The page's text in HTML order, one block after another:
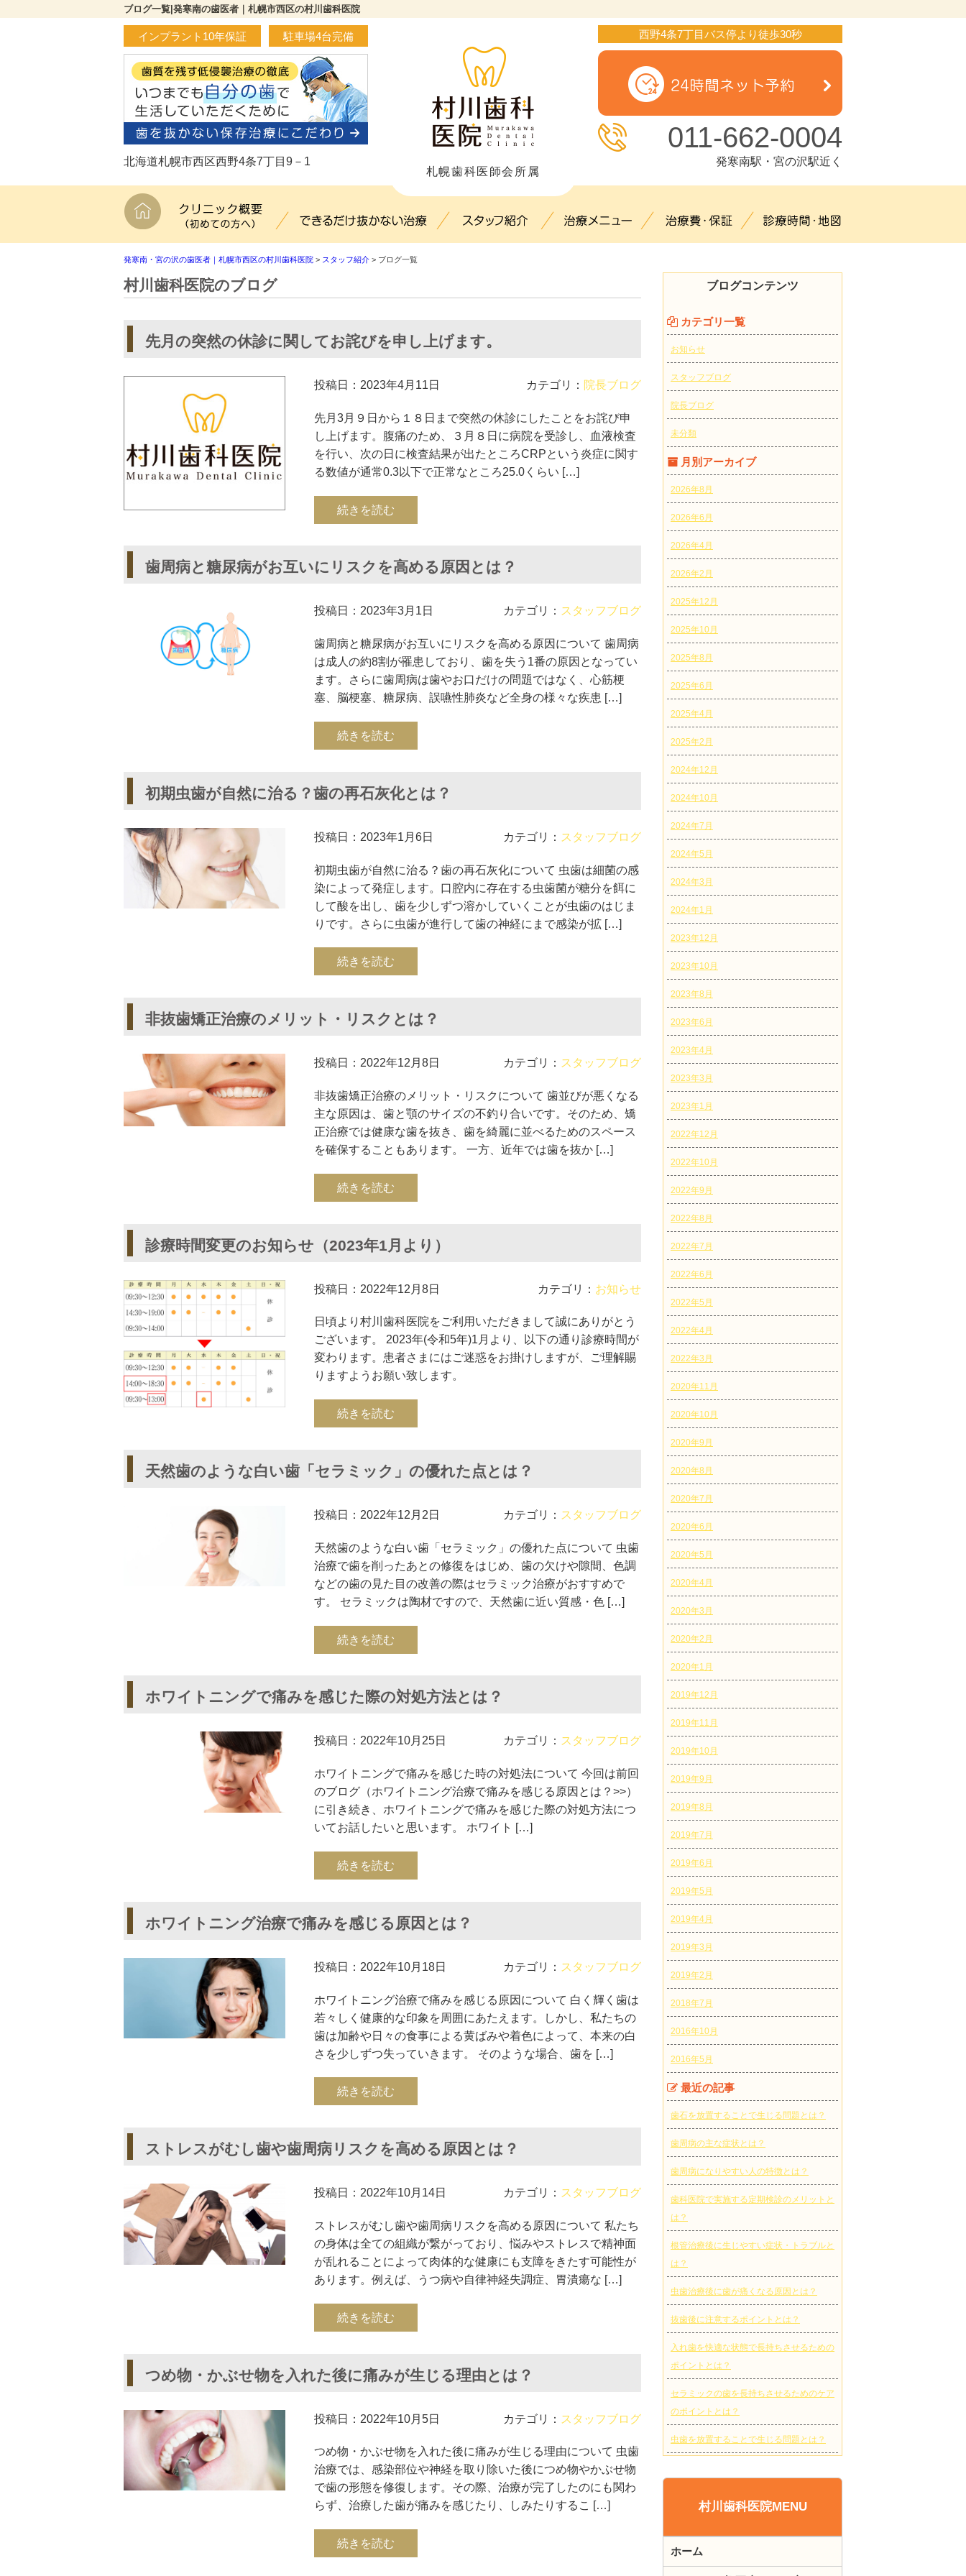
ブログ一覧|発寒南の歯医者｜札幌市西区の村川歯科医院
インプラント10年保証 駐車場4台完備
北海道札幌市西区西野4条7丁目9－1
札幌歯科医師会所属
西野4条7丁目バス停より徒歩30秒
011-662-0004
発寒南駅・宮の沢駅近く
クリニック概要(初めての方へ) 出来るだけ抜かない治療スタッフ紹介
発寒南・宮の沢の歯医者｜札幌市西区の村川歯科医院 > スタッフ紹介 > ブログ一覧
村川歯科医院のブログ
先月の突然の休診に関してお詫びを申し上げます。
投稿日：2023年4月11日 カテゴリ： 院長ブログ
先月3月９日から１８日まで突然の休診にしたことをお詫び申
し上げます。腹痛のため、３月８日に病院を受診し、血液検査
を行い、次の日に検査結果が出たところCRPという炎症に関す
る数値が通常0.3以下で正常なところ25.0くらい […]
続きを読む
歯周病と糖尿病がお互いにリスクを高める原因とは？
投稿日：2023年3月1日 カテゴリ： スタッフブログ
歯周病と糖尿病がお互いにリスクを高める原因について 歯周病
は成人の約8割が罹患しており、歯を失う1番の原因となってい
ます。さらに歯周病は歯やお口だけの問題ではなく、心筋梗
塞、脳梗塞、糖尿病、誤嚥性肺炎など全身の様々な疾患 […]
続きを読む
初期虫歯が自然に治る？歯の再石灰化とは？
投稿日：2023年1月6日 カテゴリ： スタッフブログ
初期虫歯が自然に治る？歯の再石灰化について 虫歯は細菌の感
染によって発症します。口腔内に存在する虫歯菌が糖分を餌に
して酸を出し、歯を少しずつ溶かしていくことが虫歯のはじま
りです。さらに虫歯が進行して歯の神経にまで感染が拡 […]
続きを読む
非抜歯矯正治療のメリット・リスクとは？
投稿日：2022年12月8日 カテゴリ： スタッフブログ
非抜歯矯正治療のメリット・リスクについて 歯並びが悪くなる
主な原因は、歯と顎のサイズの不釣り合いです。そのため、矯
正治療では健康な歯を抜き、歯を綺麗に並べるためのスペース
を確保することもあります。 一方、近年では歯を抜か […]
続きを読む
診療時間変更のお知らせ（2023年1月より）
投稿日：2022年12月8日 カテゴリ： お知らせ
日頃より村川歯科医院をご利用いただきまして誠にありがとう
ございます。 2023年(令和5年)1月より、以下の通り診療時間が
変わります。患者さまにはご迷惑をお掛けしますが、ご理解賜
りますようお願い致します。
続きを読む
天然歯のような白い歯「セラミック」の優れた点とは？
投稿日：2022年12月2日 カテゴリ： スタッフブログ
天然歯のような白い歯「セラミック」の優れた点について 虫歯
治療で歯を削ったあとの修復をはじめ、歯の欠けや隙間、色調
などの歯の見た目の改善の際はセラミック治療がおすすめで
す。 セラミックは陶材ですので、天然歯に近い質感・色 […]
続きを読む
ホワイトニングで痛みを感じた際の対処方法とは？
投稿日：2022年10月25日 カテゴリ： スタッフブログ
ホワイトニングで痛みを感じた時の対処法について 今回は前回
のブログ（ホワイトニング治療で痛みを感じる原因とは？>>）
に引き続き、ホワイトニングで痛みを感じた際の対処方法につ
いてお話したいと思います。 ホワイト […]
続きを読む
ホワイトニング治療で痛みを感じる原因とは？
投稿日：2022年10月18日 カテゴリ： スタッフブログ
ホワイトニング治療で痛みを感じる原因について 白く輝く歯は
若々しく健康的な印象を周囲にあたえます。しかし、私たちの
歯は加齢や日々の食事による黄ばみや着色によって、本来の白
さを少しずつ失っていきます。 そのような場合、歯を […]
続きを読む
ストレスがむし歯や歯周病リスクを高める原因とは？
投稿日：2022年10月14日 カテゴリ： スタッフブログ
ストレスがむし歯や歯周病リスクを高める原因について 私たち
の身体は全ての組織が繋がっており、悩みやストレスで精神面
が乱れることによって肉体的な健康にも支障をきたす可能性が
あります。例えば、うつ病や自律神経失調症、胃潰瘍な […]
続きを読む
つめ物・かぶせ物を入れた後に痛みが生じる理由とは？
投稿日：2022年10月5日 カテゴリ： スタッフブログ
つめ物・かぶせ物を入れた後に痛みが生じる理由について​ 虫歯
治療では、感染部位や神経を取り除いた後につめ物やかぶせ物
で歯の形態を修復します。その際、治療が完了したのにも関わ
らず、治療した歯が痛みを感じたり、しみたりするこ […]
続きを読む
ブログコンテンツ
カテゴリ一覧
お知らせ
スタッフブログ
院長ブログ
未分類
月別アーカイブ
2026年8月
2026年6月
2026年4月
2026年2月
2025年12月
2025年10月
2025年8月
2025年6月
2025年4月
2025年2月
2024年12月
2024年10月
2024年7月
2024年5月
2024年3月
2024年1月
2023年12月
2023年10月
2023年8月
2023年6月
2023年4月
2023年3月
2023年1月
2022年12月
2022年10月
2022年9月
2022年8月
2022年7月
2022年6月
2022年5月
2022年4月
2022年3月
2020年11月
2020年10月
2020年9月
2020年8月
2020年7月
2020年6月
2020年5月
2020年4月
2020年3月
2020年2月
2020年1月
2019年12月
2019年11月
2019年10月
2019年9月
2019年8月
2019年7月
2019年6月
2019年5月
2019年4月
2019年3月
2019年2月
2018年7月
2016年10月
2016年5月
最近の記事
歯石を放置することで生じる問題とは？
歯周病の主な症状とは？
歯周病になりやすい人の特徴とは？
歯科医院で実施する定期検診のメリットと
は？
根管治療後に生じやすい症状・トラブルと
は？
虫歯治療後に歯が痛くなる原因とは？
抜歯後に注意するポイントとは？
入れ歯を快適な状態で長持ちさせるための
ポイントとは？
セラミックの歯を長持ちさせるためのケア
のポイントとは？
虫歯を放置することで生じる問題とは？
村川歯科医院MENU
ホーム